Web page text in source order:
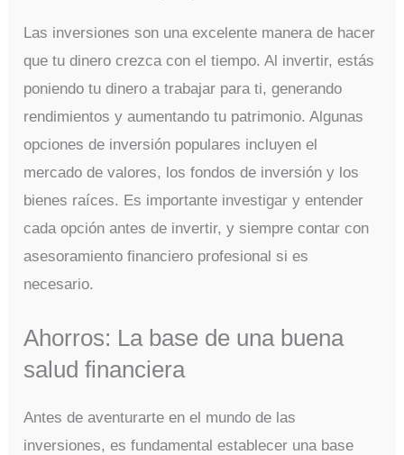
Las inversiones son una excelente manera de hacer
que tu dinero crezca con el tiempo. Al invertir, estás
poniendo tu dinero a trabajar para ti, generando
rendimientos y aumentando tu patrimonio. Algunas
opciones de inversión populares incluyen el
mercado de valores, los fondos de inversión y los
bienes raíces. Es importante investigar y entender
cada opción antes de invertir, y siempre contar con
asesoramiento financiero profesional si es
necesario.
Ahorros: La base de una buena
salud financiera
Antes de aventurarte en el mundo de las
inversiones, es fundamental establecer una base